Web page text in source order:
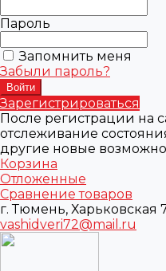
Пароль
Запомнить меня
Забыли пароль?
Зарегистрироваться
После регистрации на
отслеживание
другие новые
Корзина
Отложенные
Сравнение товаров
г. Тюмень, Харьковская
vashidveri72@mail.ru